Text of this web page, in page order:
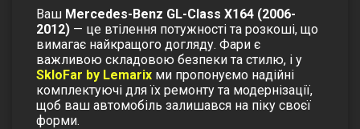
Ваш Mercedes-Benz GL-Class X164 (2006-
2012) — це втілення потужності та розкоші, що
вимагає найкращого догляду. Фари є
важливою складовою безпеки та стилю, і у
SkloFar by Lemarix ми пропонуємо надійні
комплектуючі для їх ремонту та модернізації,
щоб ваш автомобіль залишався на піку своєї
форми.